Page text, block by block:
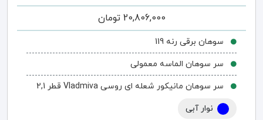
20,806,000 تومان
سوهان برقی رنه 119
سر سوهان الماسه معمولی
سر سوهان مانیکور شعله ای روسی Vladmiva قطر 2,1
نوار آبی